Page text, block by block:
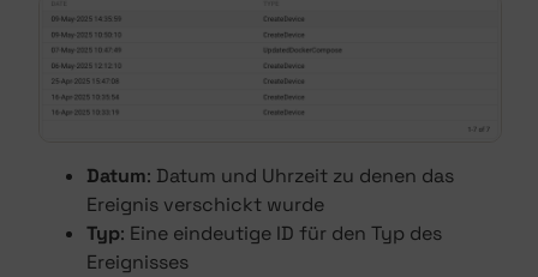
Datum: Datum und Uhrzeit zu denen das
Ereignis verschickt wurde
Typ: Eine eindeutige ID für den Typ des
Ereignisses